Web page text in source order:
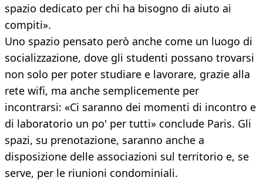
spazio dedicato per chi ha bisogno di aiuto ai
compiti».
Uno spazio pensato però anche come un luogo di
socializzazione, dove gli studenti possano trovarsi
non solo per poter studiare e lavorare, grazie alla
rete wifi, ma anche semplicemente per
incontrarsi: «Ci saranno dei momenti di incontro e
di laboratorio un po' per tutti» conclude Paris. Gli
spazi, su prenotazione, saranno anche a
disposizione delle associazioni sul territorio e, se
serve, per le riunioni condominiali.